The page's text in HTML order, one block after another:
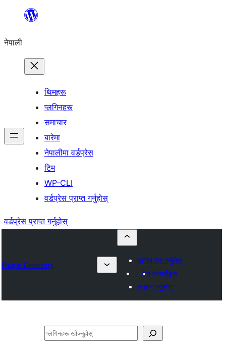
सामग्रीमा
नेपाली
थिमहरू
प्लगिनहरू
समाचार
बारेमा
नेपालीमा वर्डप्रेस
टिम
WP-CLI
वर्डप्रेस प्राप्त गर्नुहोस्
वर्डप्रेस प्राप्त गर्नुहोस्
Plugin Directory
प्लगिन पेस गर्नुहोस्
मेरा मनपर्दोहरू
लगइन गर्नुहोस्
खोज्नुहोस्